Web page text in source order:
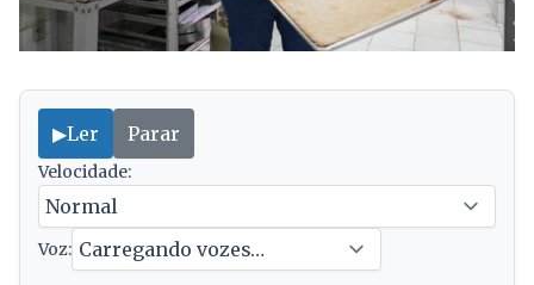
▶Ler Parar
Velocidade:
Voz: